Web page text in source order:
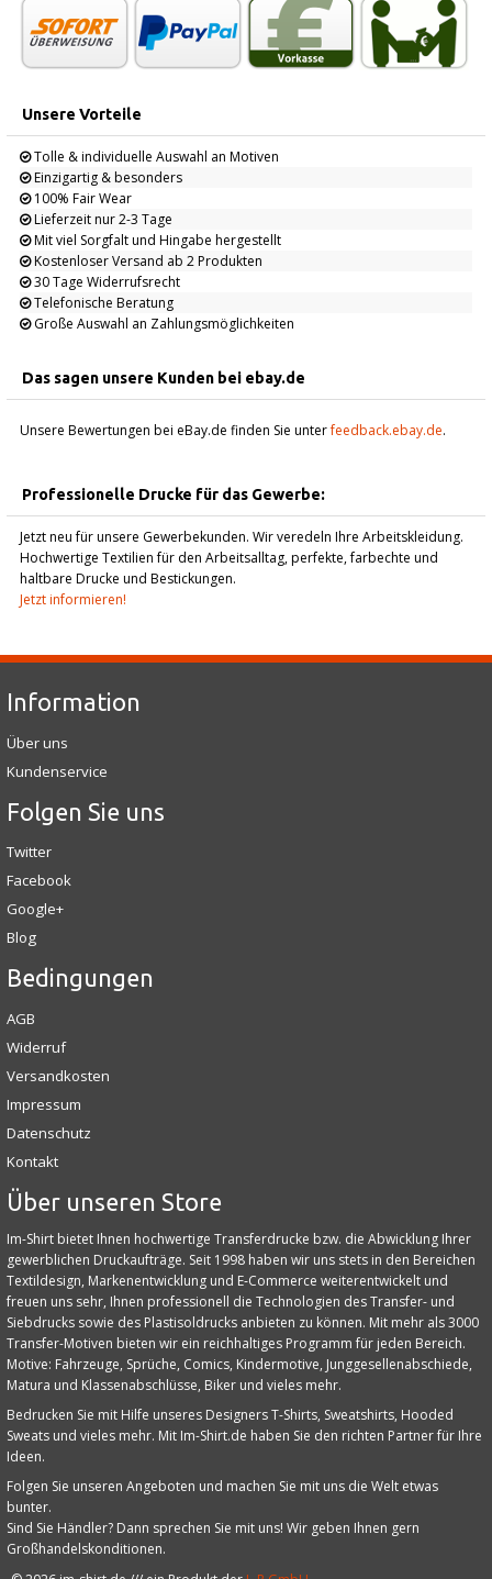
Unsere Vorteile
Tolle & individuelle Auswahl an Motiven
Einzigartig & besonders
100% Fair Wear
Lieferzeit nur 2-3 Tage
Mit viel Sorgfalt und Hingabe hergestellt
Kostenloser Versand ab 2 Produkten
30 Tage Widerrufsrecht
Telefonische Beratung
Große Auswahl an Zahlungsmöglichkeiten
Das sagen unsere Kunden bei ebay.de
Unsere Bewertungen bei eBay.de finden Sie unterfeedback.ebay.de.
Professionelle Drucke für das Gewerbe:
Jetzt neu für unsere Gewerbekunden. Wir veredeln Ihre Arbeitskleidung.
Hochwertige Textilien für den Arbeitsalltag, perfekte, farbechte und
haltbare Drucke und Bestickungen.
Jetzt informieren!
Information
Über uns
Kundenservice
Folgen Sie uns
Twitter
Facebook
Google+
Blog
Bedingungen
AGB
Widerruf
Versandkosten
Impressum
Datenschutz
Kontakt
Über unseren Store
Im-Shirt bietet Ihnen hochwertige Transferdrucke bzw. die Abwicklung Ihrer
gewerblichen Druckaufträge. Seit 1998 haben wir uns stets in den Bereichen
Textildesign, Markenentwicklung und E‑Commerce weiterentwickelt und
freuen uns sehr, Ihnen professionell die Technologien des Transfer- und
Siebdrucks sowie des Plastisoldrucks anbieten zu können. Mit mehr als 3000
Transfer-Motiven bieten wir ein reichhaltiges Programm für jeden Bereich.
Motive: Fahrzeuge, Sprüche, Comics, Kindermotive, Junggesellenabschiede,
Matura und Klassenabschlüsse, Biker und vieles mehr.
Bedrucken Sie mit Hilfe unseres Designers T-Shirts, Sweatshirts, Hooded
Sweats und vieles mehr. Mit Im-Shirt.de haben Sie den richten Partner für Ihre
Ideen.
Folgen Sie unseren Angeboten und machen Sie mit uns die Welt etwas
bunter.
Sind Sie Händler? Dann sprechen Sie mit uns! Wir geben Ihnen gern
Großhandelskonditionen.